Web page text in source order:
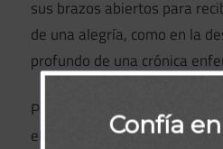
sus brazos abiertos para
de una alegría, como en la
profundo de una crónica
Por ello, aférrate a Aquel
el camino a través de la
Confía